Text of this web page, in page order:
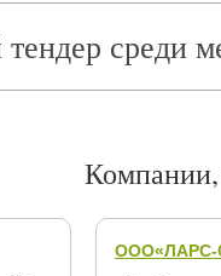
среди
ООО«ЛАРС-